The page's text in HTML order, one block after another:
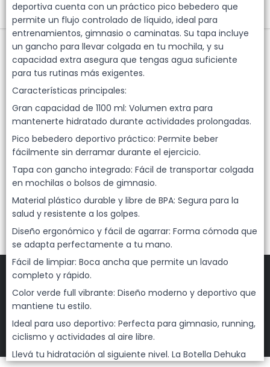
deportiva cuenta con un práctico pico bebedero que
permite un flujo controlado de líquido, ideal para
entrenamientos, gimnasio o caminatas. Su tapa incluye
un gancho para llevar colgada en tu mochila, y su
capacidad extra asegura que tengas agua suficiente
para tus rutinas más exigentes.
Características principales:
Gran capacidad de 1100 ml: Volumen extra para
mantenerte hidratado durante actividades prolongadas.
Pico bebedero deportivo práctico: Permite beber
fácilmente sin derramar durante el ejercicio.
Tapa con gancho integrado: Fácil de transportar colgada
en mochilas o bolsos de gimnasio.
Material plástico durable y libre de BPA: Segura para la
salud y resistente a los golpes.
Diseño ergonómico y fácil de agarrar: Forma cómoda que
se adapta perfectamente a tu mano.
Fácil de limpiar: Boca ancha que permite un lavado
completo y rápido.
Color verde full vibrante: Diseño moderno y deportivo que
mantiene tu estilo.
Ideal para uso deportivo: Perfecta para gimnasio, running,
ciclismo y actividades al aire libre.
Llevá tu hidratación al siguiente nivel. La Botella Dehuka
CONTACTO
Menú
Botella Dehuka Big Dakar 1100ml, Deportiva con Pico Bebedero, Tapa
con Gancho, Color Verde Full Dehuka. Venta mayorista desde 10
unidades.
Lista vacía
DEHUKA©
2026
Defensa de las y los consumidores. Para reclamosingresá acá.